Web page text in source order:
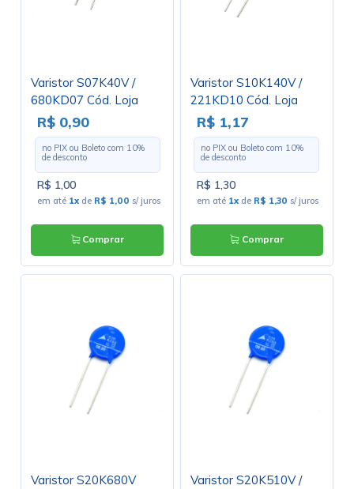
Varistor S07K40V /
680KD07 Cód. Loja
3319
R$ 0,90
no PIX ou Boleto com 10%
de desconto
R$ 1,00
em até 1x de R$ 1,00 s/ juros
Comprar
Varistor S10K140V /
221KD10 Cód. Loja
3136
R$ 1,17
no PIX ou Boleto com 10%
de desconto
R$ 1,30
em até 1x de R$ 1,30 s/ juros
Comprar
Varistor S20K680V
Varistor S20K510V /